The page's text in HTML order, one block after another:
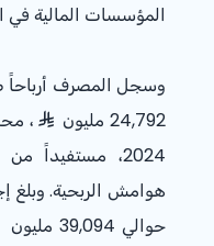
المؤسسات المالية في
وسجل المصرف أرباحاً
24,792 مليون
،
2024، مستفيداً من
هوامش الربحية. وبلغ
حوالي 39,094 مليون